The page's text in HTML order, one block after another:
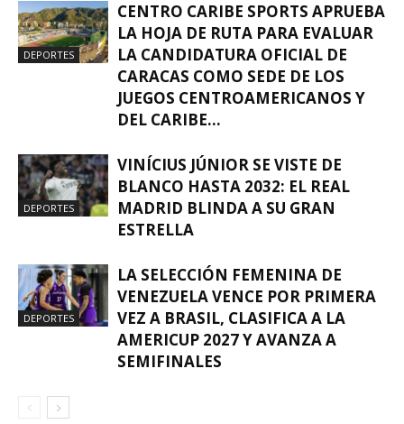
DEPORTES
CENTRO CARIBE SPORTS APRUEBA
LA HOJA DE RUTA PARA EVALUAR
LA CANDIDATURA OFICIAL DE
CARACAS COMO SEDE DE LOS
JUEGOS CENTROAMERICANOS Y
DEL CARIBE...
DEPORTES
VINÍCIUS JÚNIOR SE VISTE DE
BLANCO HASTA 2032: EL REAL
MADRID BLINDA A SU GRAN
ESTRELLA
DEPORTES
LA SELECCIÓN FEMENINA DE
VENEZUELA VENCE POR PRIMERA
VEZ A BRASIL, CLASIFICA A LA
AMERICUP 2027 Y AVANZA A
SEMIFINALES